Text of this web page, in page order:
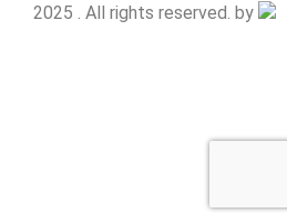
2025 . All rights reserved. by